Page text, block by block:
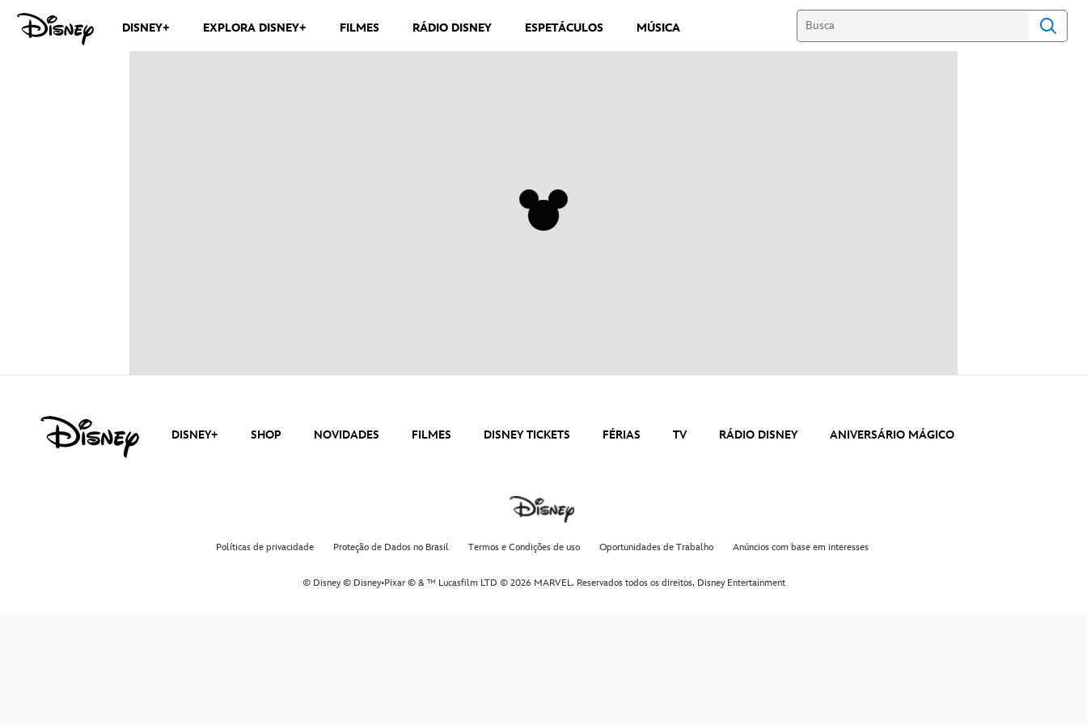
DISNEY+ EXPLORA DISNEY+ FILMES RÁDIO DISNEY ESPETÁCULOS MÚSICA
DISNEY+ SHOP NOVIDADES FILMES DISNEY TICKETS FÉRIAS TV RÁDIO DISNEY ANIVERSÁRIO MÁGICO
Políticas de privacidade Proteção de Dados no Brasil Termos e Condições de uso Oportunidades de Trabalho Anúncios com base em interesses
© Disney © Disney•Pixar © & ™ Lucasfilm LTD © 2026 MARVEL. Reservados todos os direitos, Disney Entertainment